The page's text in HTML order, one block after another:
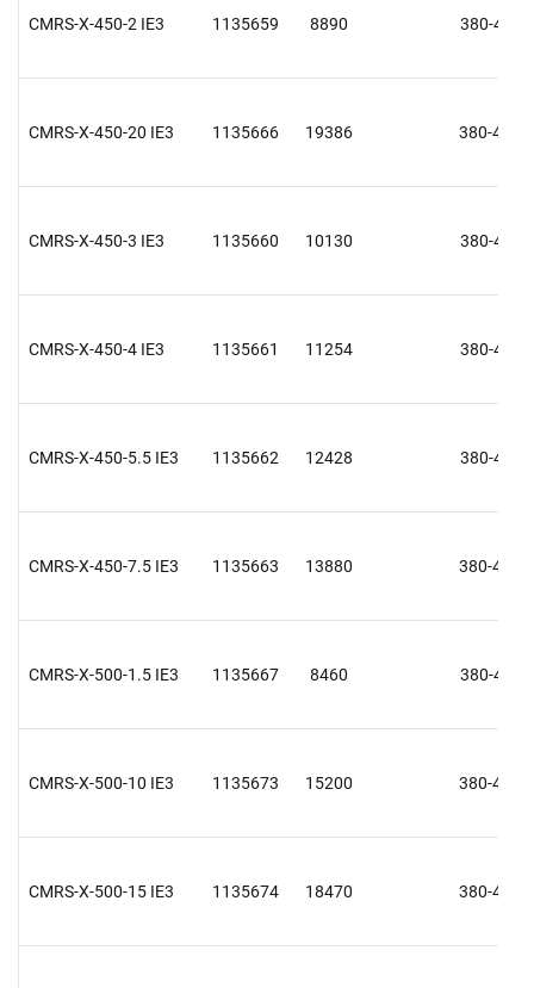
CMRS-X-450-2 IE3 1135659 8890 380-415
CMRS-X-450-20 IE3 1135666 19386 380-415
CMRS-X-450-3 IE3 1135660 10130 380-415
CMRS-X-450-4 IE3 1135661 11254 380-415
CMRS-X-450-5.5 IE3 1135662 12428 380-415
CMRS-X-450-7.5 IE3 1135663 13880 380-415
CMRS-X-500-1.5 IE3 1135667 8460 380-415
CMRS-X-500-10 IE3 1135673 15200 380-415
CMRS-X-500-15 IE3 1135674 18470 380-415